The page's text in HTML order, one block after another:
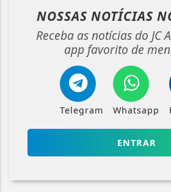
NOSSAS NOTÍCIAS
Receba as notícias do JC
app favorito de
Telegram Whatsapp
ENTRAR